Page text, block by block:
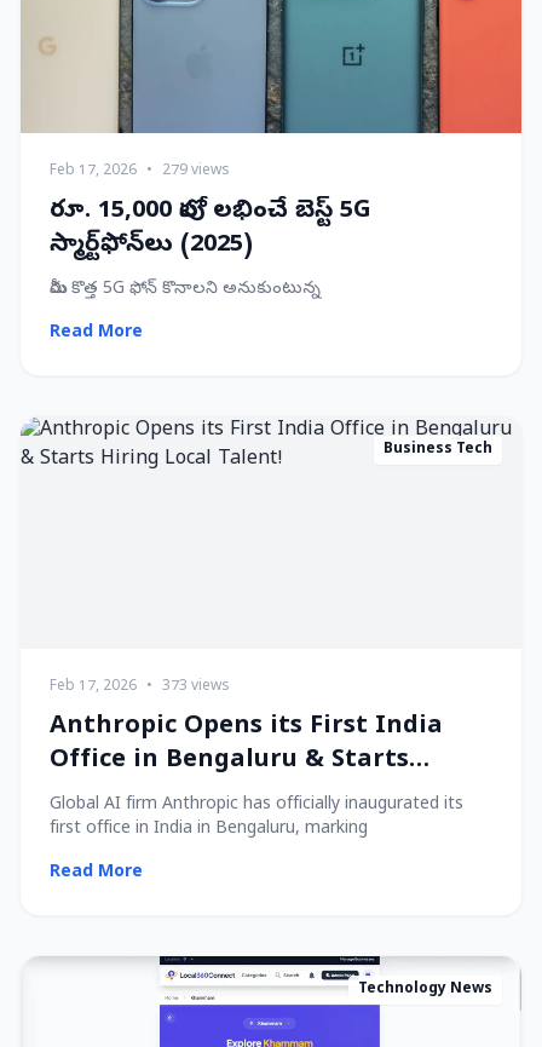
Feb 17, 2026 • 279 views
రూ. 15,000 లోపు లభించే బెస్ట్ 5G
స్మార్ట్‌ఫోన్‌లు (2025)
మీరు కొత్త 5G ఫోన్ కొనాలని అనుకుంటున్న
Read More
Business Tech
Feb 17, 2026 • 373 views
Anthropic Opens its First India
Office in Bengaluru & Starts
Hiring Local Talent!
Global AI firm Anthropic has officially inaugurated its
first office in India in Bengaluru, marking
Read More
Technology News